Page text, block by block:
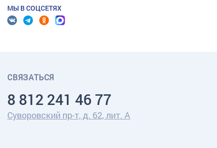
МЫ В СОЦСЕТЯХ
СВЯЗАТЬСЯ
8 812 241 46 77
Суворовский пр-т, д. 62, лит. А